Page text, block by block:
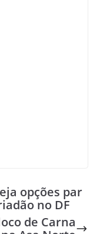
opções par
no DF
de Carna